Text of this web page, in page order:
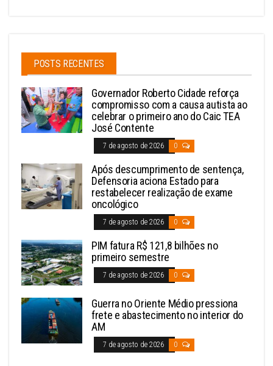
POSTS RECENTES
Governador Roberto Cidade reforça
compromisso com a causa autista ao
celebrar o primeiro ano do Caic TEA
José Contente
7 de agosto de 2026 0
Após descumprimento de sentença,
Defensoria aciona Estado para
restabelecer realização de exame
oncológico
7 de agosto de 2026 0
PIM fatura R$ 121,8 bilhões no
primeiro semestre
7 de agosto de 2026 0
Guerra no Oriente Médio pressiona
frete e abastecimento no interior do
AM
7 de agosto de 2026 0